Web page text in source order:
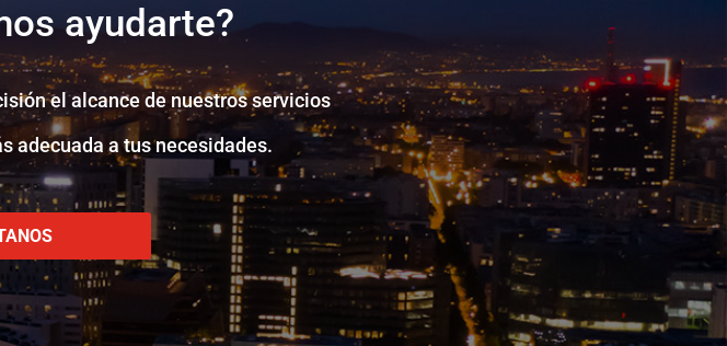
ayudarte?
el alcance de nuestros servicios
adecuada a tus necesidades.